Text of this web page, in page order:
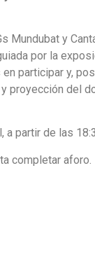
Mundubat y
por la
participar y,
proyección del
a partir de las
completar aforo.